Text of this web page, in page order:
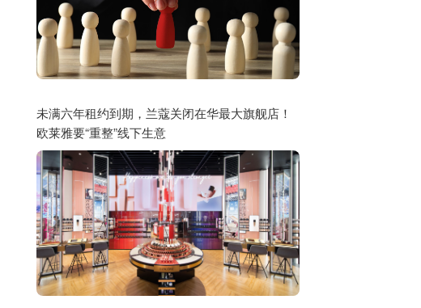
未满六年租约到期，兰蔻关闭在华最大旗舰店！
欧莱雅要“重整”线下生意